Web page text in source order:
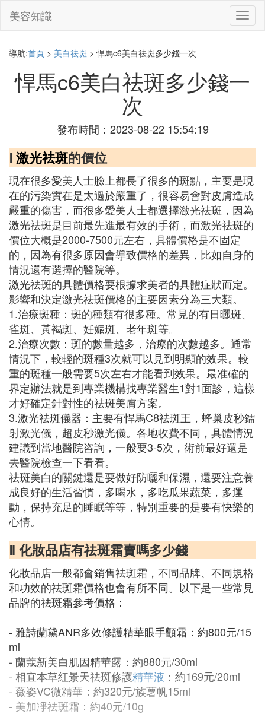
切
換
美容知識
導航:首頁 > 美白祛斑 > 悍馬c6美白祛斑多少錢一次
悍馬c6美白祛斑多少錢一
次
發布時間：2023-08-22 15:54:19
Ⅰ激光祛斑的價位
現在很多愛美人士臉上都長了很多的斑點，主要是現
在的污染實在是太過於嚴重了，很容易會對皮膚造成
嚴重的傷害，而很多愛美人士都選擇激光祛斑，因為
激光祛斑是目前最先進最有效的手術，而激光祛斑的
價位大概是2000-7500元左右，具體價格是不固定
的，因為有很多原因會導致價格的差異，比如自身的
情況還有選擇的醫院等。
激光祛斑的具體價格要根據求美者的具體症狀而定。
影響和決定激光祛斑價格的主要因素分為三大類。
1.治療斑種：斑的種類有很多種。常見的有日曬斑、
雀斑、黃褐斑、妊娠斑、老年斑等。
2.治療次數：斑的數量越多，治療的次數越多。通常
情況下，較輕的斑種3次就可以見到明顯的效果。較
重的斑種一般需要5次左右才能看到效果。最准確的
界定辦法就是到專業機構找專業醫生1對1面診，這樣
才好確定針對性的祛斑美膚方案。
3.激光祛斑儀器：主要有悍馬C8祛斑王，蜂巢皮秒鐳
射激光儀，超皮秒激光儀。各地收費不同，具體情況
建議到當地醫院咨詢，一般要3-5次，術前最好還是
去醫院檢查一下看看。
祛斑美白的關鍵還是要做好防曬和保濕，還要注意養
成良好的生活習慣，多喝水，多吃瓜果蔬菜，多運
動，保持充足的睡眠等等，特別重要的是要有快樂的
心情。
Ⅱ 化妝品店有祛斑霜賣嗎多少錢
化妝品店一般都會銷售祛斑霜，不同品牌、不同規格
和功效的祛斑霜價格也會有所不同。以下是一些常見
品牌的祛斑霜參考價格：
- 雅詩蘭黛ANR多效修護精華眼手顫霜：約800元/15
ml
- 蘭蔻新美白肌因精華露：約880元/30ml
- 相宜本草紅景天祛斑修護精華液 ：約169元/20ml
- 薇姿VC微精華：約320元/族薯帆15ml
- 美加凈祛斑霜：約40元/10g